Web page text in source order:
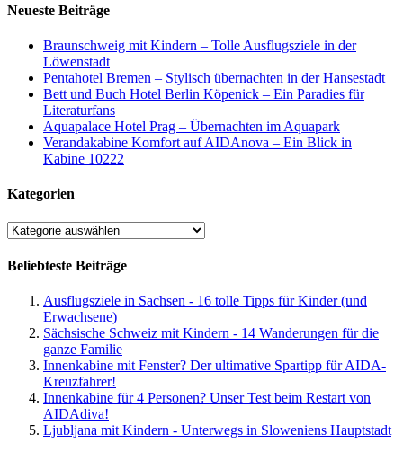
Neueste Beiträge
Braunschweig mit Kindern – Tolle Ausflugsziele in der
Löwenstadt
Pentahotel Bremen – Stylisch übernachten in der Hansestadt
Bett und Buch Hotel Berlin Köpenick – Ein Paradies für
Literaturfans
Aquapalace Hotel Prag – Übernachten im Aquapark
Verandakabine Komfort auf AIDAnova – Ein Blick in
Kabine 10222
Kategorien
Kategorien
Beliebteste Beiträge
Ausflugsziele in Sachsen - 16 tolle Tipps für Kinder (und
Erwachsene)
Sächsische Schweiz mit Kindern - 14 Wanderungen für die
ganze Familie
Innenkabine mit Fenster? Der ultimative Spartipp für AIDA-
Kreuzfahrer!
Innenkabine für 4 Personen? Unser Test beim Restart von
AIDAdiva!
Ljubljana mit Kindern - Unterwegs in Sloweniens Hauptstadt